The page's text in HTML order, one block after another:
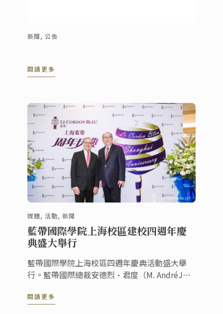
新聞, 公告
閱讀更多
媒體, 活動, 新聞
藍帶國際學院上海校區建校四週年慶
典盛大舉行
藍帶國際學院上海校區四週年慶典活動盛大舉
行。藍帶國際總裁安德烈·君度（M. AndréJ。
生出席此次活動。社會知名人士，藍帶合作夥
閱讀更多